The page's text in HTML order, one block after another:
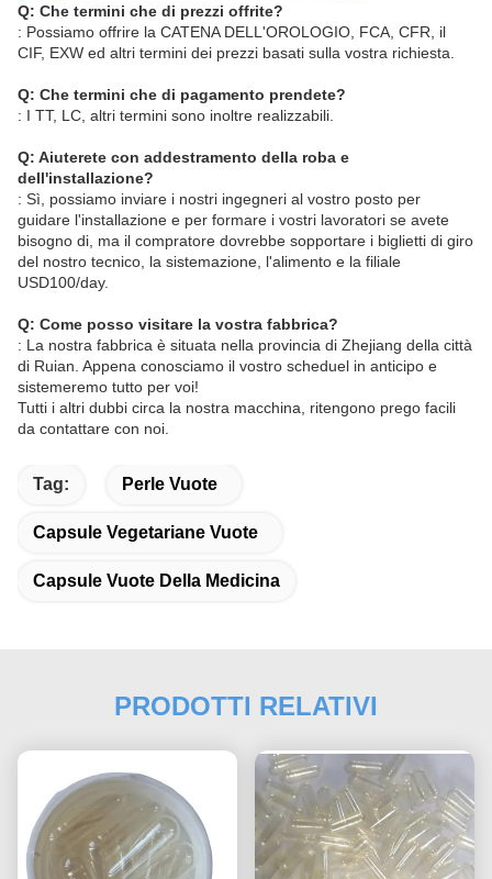
Q: Che termini che di prezzi offrite?
: Possiamo offrire la CATENA DELL'OROLOGIO, FCA, CFR, il
CIF, EXW ed altri termini dei prezzi basati sulla vostra richiesta.
Q: Che termini che di pagamento prendete?
: I TT, LC, altri termini sono inoltre realizzabili.
Q: Aiuterete con addestramento della roba e
dell'installazione?
: Sì, possiamo inviare i nostri ingegneri al vostro posto per
guidare l'installazione e per formare i vostri lavoratori se avete
bisogno di, ma il compratore dovrebbe sopportare i biglietti di giro
del nostro tecnico, la sistemazione, l'alimento e la filiale
USD100/day.
Q: Come posso visitare la vostra fabbrica?
: La nostra fabbrica è situata nella provincia di Zhejiang della città
di Ruian. Appena conosciamo il vostro scheduel in anticipo e
sistemeremo tutto per voi!
Tutti i altri dubbi circa la nostra macchina, ritengono prego facili
da contattare con noi.
Tag: Perle Vuote
Capsule Vegetariane Vuote
Capsule Vuote Della Medicina
PRODOTTI RELATIVI